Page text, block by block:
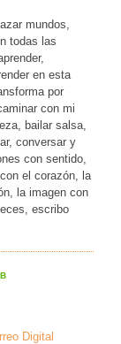
mundos,
todas las
en esta
por
con mi
bailar salsa,
conversar y
con sentido,
el corazón, la
la imagen con
escribo
Digital